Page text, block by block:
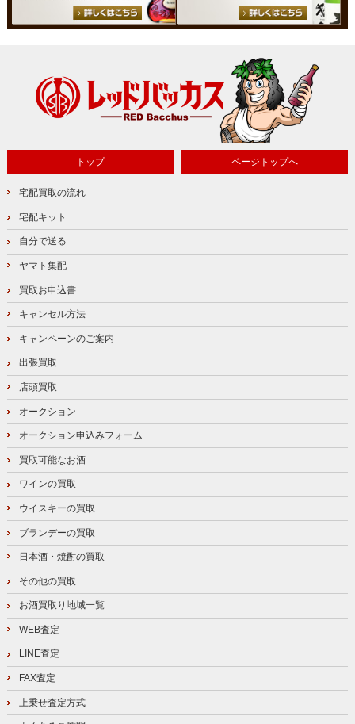
トップ ページトップへ
宅配買取の流れ
宅配キット
自分で送る
ヤマト集配
買取お申込書
キャンセル方法
キャンペーンのご案内
出張買取
店頭買取
オークション
オークション申込みフォーム
買取可能なお酒
ワインの買取
ウイスキーの買取
ブランデーの買取
日本酒・焼酎の買取
その他の買取
お酒買取り地域一覧
WEB査定
LINE査定
FAX査定
上乗せ査定方式